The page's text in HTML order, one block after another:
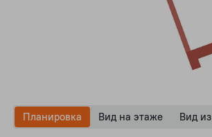
Планировка Вид на этаже Вид